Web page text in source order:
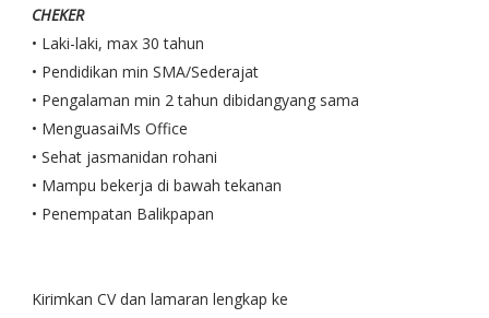
CHEKER
• Laki-laki, max 30 tahun
• Pendidikan min SMA/Sederajat
• Pengalaman min 2 tahun dibidangyang sama
• MenguasaiMs Office
• Sehat jasmanidan rohani
• Mampu bekerja di bawah tekanan
• Penempatan Balikpapan
Kirimkan CV dan lamaran lengkap ke